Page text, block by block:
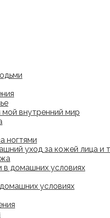
внутренний мир
ногтями
уход за кожей лица и
в домашних условиях
условиях